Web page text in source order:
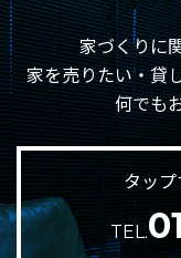
家づくりに
家を売りたい・貸
何でも
タップ
TEL.